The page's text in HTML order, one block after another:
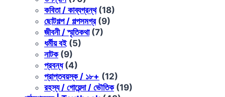
কবিতা / কাব্যগ্রন্থ(18)
ছোটগল্প / গল্পসমগ্র(9)
জীবনী / স্মৃতিকথা(7)
ধর্মীয় বই(5)
নাটক(9)
প্রবন্ধ(4)
প্রাপ্তবয়স্ক / ১৮+ (12)
রহস্য / গোয়েন্দা / ভৌতিক(19)